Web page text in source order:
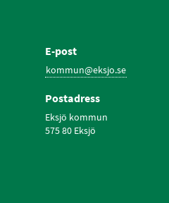
E-post
kommun@eksjo.se
Postadress
Eksjö kommun
575 80 Eksjö